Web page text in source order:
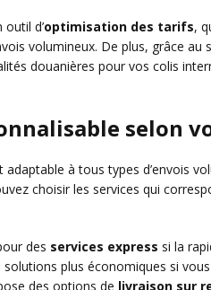
outil d’optimisation des tarifs,
volumineux. De plus, grâce au
douanières pour vos colis
selon
à tous types d’envois
choisir les services qui
des services express si la
plus économiques si
des options de livraison sur